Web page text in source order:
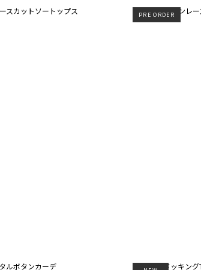
PRE ORDER